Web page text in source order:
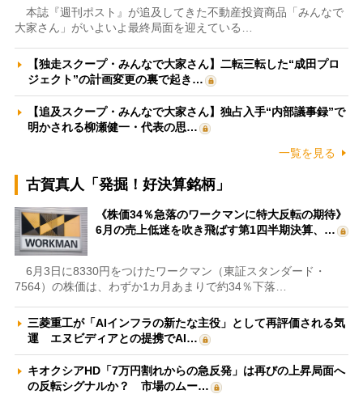
本誌『週刊ポスト』が追及してきた不動産投資商品「みんなで
大家さん」がいよいよ最終局面を迎えている…
【独走スクープ・みんなで大家さん】二転三転した“成田プロ
ジェクト”の計画変更の裏で起き…
【追及スクープ・みんなで大家さん】独占入手“内部議事録”で
明かされる柳瀬健一・代表の思…
一覧を見る
古賀真人「発掘！好決算銘柄」
《株価34％急落のワークマンに特大反転の期待》
6月の売上低迷を吹き飛ばす第1四半期決算、…
6月3日に8330円をつけたワークマン（東証スタンダード・
7564）の株価は、わずか1カ月あまりで約34％下落…
三菱重工が「AIインフラの新たな主役」として再評価される気
運 エヌビディアとの提携でAI…
キオクシアHD「7万円割れからの急反発」は再びの上昇局面へ
の反転シグナルか？ 市場のムー…